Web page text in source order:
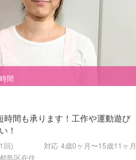
間
時間も承ります！工作や運動遊び
！
回) 対応 4歳0ヶ月〜15歳11ヶ月
島区在住